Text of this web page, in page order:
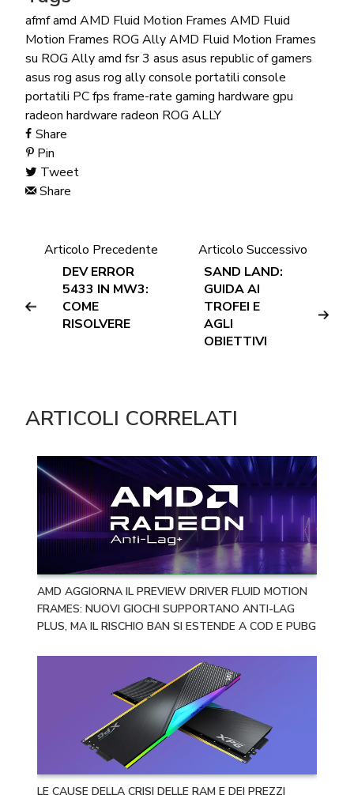
afmfamd AMD Fluid Motion Frames AMD Fluid
Motion Frames ROG AllyAMD Fluid Motion Frames
su ROG Allyamd fsr 3 asus asus republic of gamers
asus rog asus rog allyconsole portatili console
portatili PCfps frame-rate gaming hardware gpu
radeon hardware radeon ROG ALLY
Share
Pin
Tweet
Share
Articolo Precedente
DEV ERROR
5433 IN MW3:
COME
RISOLVERE
Articolo Successivo
SAND LAND:
GUIDA AI
TROFEI E
AGLI
OBIETTIVI
ARTICOLI CORRELATI
AMD AGGIORNA IL PREVIEW DRIVER FLUID MOTION
FRAMES: NUOVI GIOCHI SUPPORTANO ANTI-LAG
PLUS, MA IL RISCHIO BAN SI ESTENDE A COD E PUBG
LE CAUSE DELLA CRISI DELLE RAM E DEI PREZZI